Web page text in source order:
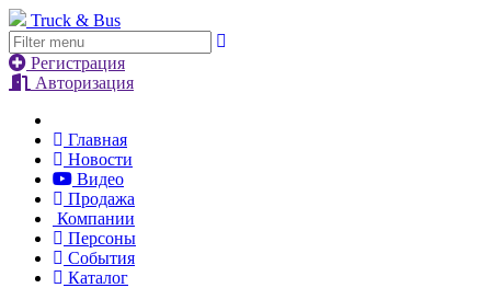
Truck & Bus
Регистрация
Авторизация
Главная
Новости
Видео
Продажа
Компании
Персоны
События
Каталог